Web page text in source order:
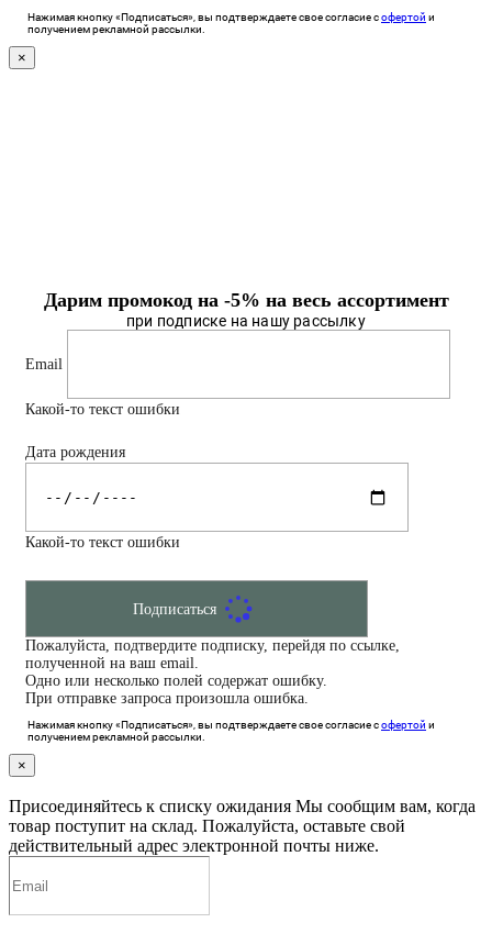
Нажимая кнопку «Подписаться», вы подтверждаете свое согласие софертой и
получением рекламной рассылки.
×
Дарим промокод на -5% на весь ассортимент
при подписке на нашу рассылку
Email
Какой-то текст ошибки
Дата рождения
Какой-то текст ошибки
Подписаться
Пожалуйста, подтвердите подписку, перейдя по ссылке,
полученной на ваш email.
Одно или несколько полей содержат ошибку.
При отправке запроса произошла ошибка.
Нажимая кнопку «Подписаться», вы подтверждаете свое согласие софертой и
получением рекламной рассылки.
×
Присоединяйтесь к списку ожидания Мы сообщим вам, когда
товар поступит на склад. Пожалуйста, оставьте свой
действительный адрес электронной почты ниже.